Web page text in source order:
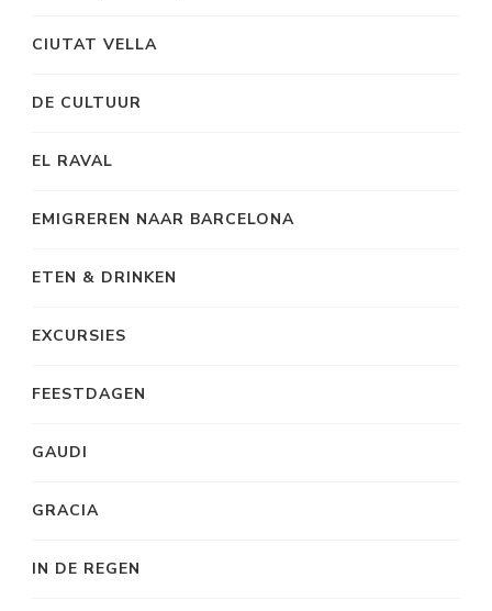
CIUTAT VELLA
DE CULTUUR
EL RAVAL
EMIGREREN NAAR BARCELONA
ETEN & DRINKEN
EXCURSIES
FEESTDAGEN
GAUDI
GRACIA
IN DE REGEN